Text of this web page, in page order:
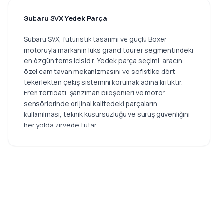
Subaru SVX Yedek Parça
Subaru SVX, fütüristik tasarımı ve güçlü Boxer
motoruyla markanın lüks grand tourer segmentindeki
en özgün temsilcisidir. Yedek parça seçimi, aracın
özel cam tavan mekanizmasını ve sofistike dört
tekerlekten çekiş sistemini korumak adına kritiktir.
Fren tertibatı, şanzıman bileşenleri ve motor
sensörlerinde orijinal kalitedeki parçaların
kullanılması, teknik kusursuzluğu ve sürüş güvenliğini
her yolda zirvede tutar.